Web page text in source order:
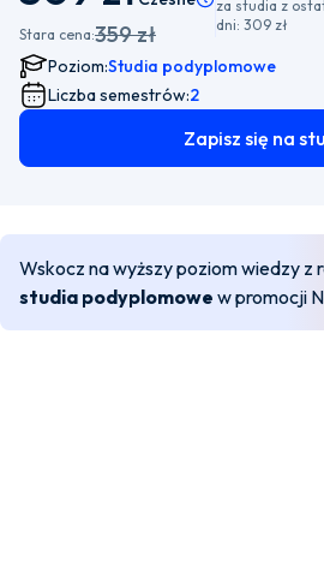
Stara cena:359 zł
za studia z
dni: 309 zł
Poziom:Studia podyplomowe
Liczba semestrów:2
Zapisz się na
Wskocz na wyższy poziom wiedzy z
studia podyplomowe w promocji